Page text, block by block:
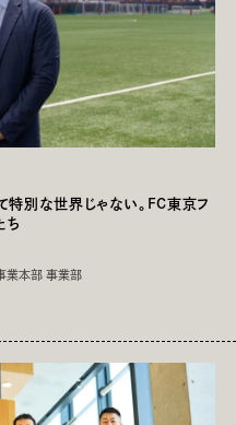
特別な世界じゃない。FC東京フ
ち
業本部 事業部